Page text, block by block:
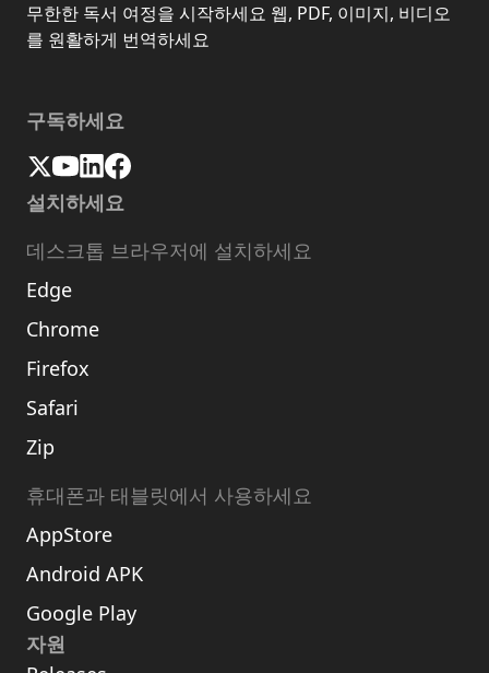
무한한 독서 여정을 시작하세요 웹, PDF, 이미지, 비디오
를 원활하게 번역하세요
구독하세요
설치하세요
데스크톱 브라우저에 설치하세요
Edge
Chrome
Firefox
Safari
Zip
휴대폰과 태블릿에서 사용하세요
AppStore
Android APK
Google Play
자원